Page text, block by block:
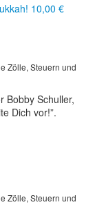
10,00 €
Zölle, Steuern und
Bobby Schuller,
Dich vor!”.
Zölle, Steuern und